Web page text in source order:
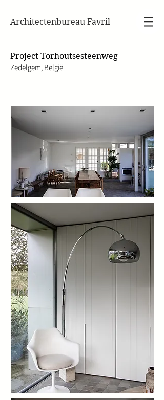
Architectenbureau Favril
Project Torhoutsesteenweg
Zedelgem, België